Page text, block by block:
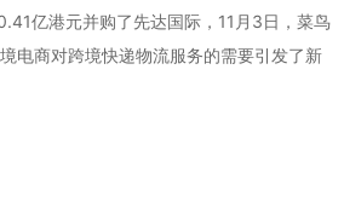
亿港元并购了先达国际，11月3日，菜鸟
电商对跨境快递物流服务的需要引发了新